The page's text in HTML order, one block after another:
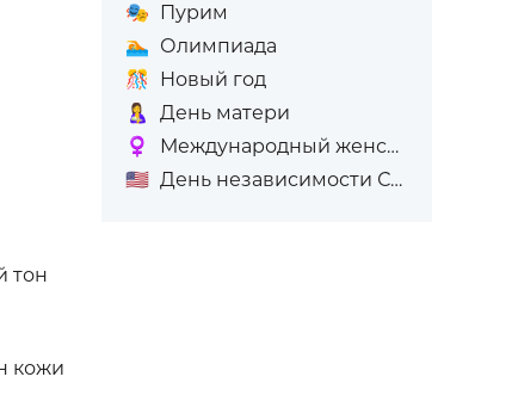
тон
кожи
🎭 Пурим
🏊 Олимпиада
🎊
Новый год
🤱
День матери
♀️
Международный женский день (8-е марта)
🇺🇸 День независимости США